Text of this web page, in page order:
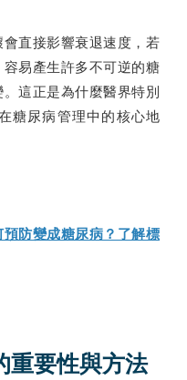
直接影響衰退速度，若
易產生許多不可逆的糖
這正是為什麼醫界特別
糖尿病管理中的核心地
防變成糖尿病？了解標
重要性與方法